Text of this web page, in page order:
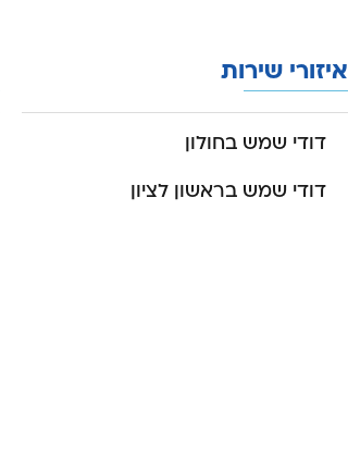
איזורי שירות
דודי שמש בחולון
דודי שמש בראשון לציון